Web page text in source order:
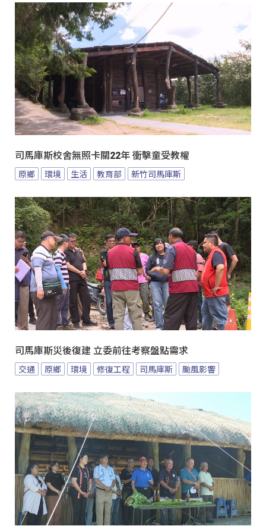
司馬庫斯校舍無照卡關22年 衝擊童受教權
原鄉 環境 生活 教育部 新竹司馬庫斯
司馬庫斯災後復建 立委前往考察盤點需求
交通 原鄉 環境 修復工程 司馬庫斯 颱風影響